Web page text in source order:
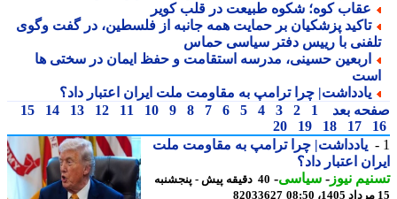
عقاب کوه؛ شکوه طبیعت در قلب کویر
تاکید پزشکیان بر حمایت همه جانبه از فلسطین، در گفت وگوی
با رییس دفتر سیاسی حماس
اربعین حسینی، مدرسه استقامت و حفظ ایمان در سختی ها
یادداشت| چرا ترامپ به مقاومت ملت ایران اعتبار داد؟
بعد
1
2
3
4
5
6
7
8
9
10
11
12
13
14
15
17
18
19
20
یادداشت| چرا ترامپ به مقاومت ملت
اعتبار داد؟
نیوز-سیاسی-
40 دقیقه پیش - پنجشنبه
82033627